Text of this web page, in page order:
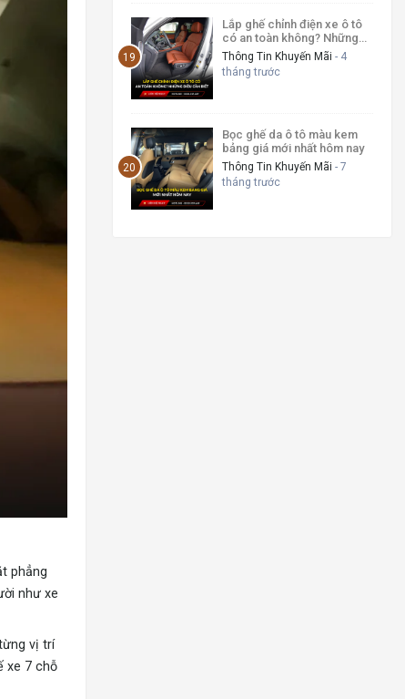
phẳng
như xe
vị trí
xe 7 chỗ
Lắp ghế chỉnh điện xe ô tô
có an toàn không? Những
điều cần biết
Thông Tin Khuyến Mãi - 4
tháng trước
Bọc ghế da ô tô màu kem
bảng giá mới nhất hôm nay
Thông Tin Khuyến Mãi - 7
tháng trước